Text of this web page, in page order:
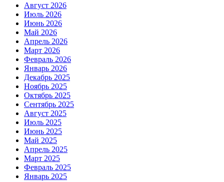
Август 2026
Июль 2026
Июнь 2026
Май 2026
Апрель 2026
Март 2026
Февраль 2026
Январь 2026
Декабрь 2025
Ноябрь 2025
Октябрь 2025
Сентябрь 2025
Август 2025
Июль 2025
Июнь 2025
Май 2025
Апрель 2025
Март 2025
Февраль 2025
Январь 2025